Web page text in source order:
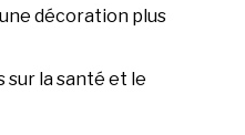
décoration plus
sur la santé et le